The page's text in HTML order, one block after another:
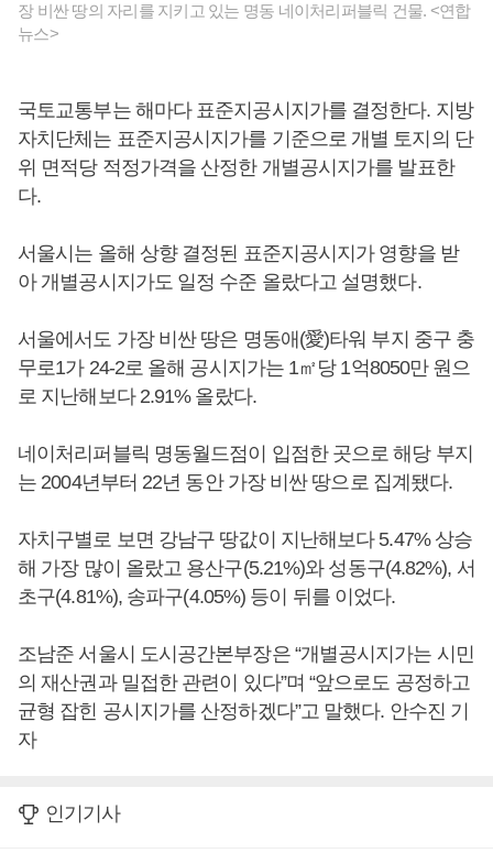
장 비싼 땅의 자리를 지키고 있는 명동 네이처리퍼블릭 건물. <연합
뉴스>
국토교통부는 해마다 표준지공시지가를 결정한다. 지방
자치단체는 표준지공시지가를 기준으로 개별 토지의 단
위 면적당 적정가격을 산정한 개별공시지가를 발표한
다.
서울시는 올해 상향 결정된 표준지공시지가 영향을 받
아 개별공시지가도 일정 수준 올랐다고 설명했다.
서울에서도 가장 비싼 땅은 명동애(愛)타워 부지 중구 충
무로1가 24-2로 올해 공시지가는 1㎡당 1억8050만 원으
로 지난해보다 2.91% 올랐다.
네이처리퍼블릭 명동월드점이 입점한 곳으로 해당 부지
는 2004년부터 22년 동안 가장 비싼 땅으로 집계됐다.
자치구별로 보면 강남구 땅값이 지난해보다 5.47% 상승
해 가장 많이 올랐고 용산구(5.21%)와 성동구(4.82%), 서
초구(4.81%), 송파구(4.05%) 등이 뒤를 이었다.
조남준 서울시 도시공간본부장은 “개별공시지가는 시민
의 재산권과 밀접한 관련이 있다”며 “앞으로도 공정하고
균형 잡힌 공시지가를 산정하겠다”고 말했다. 안수진 기
자
인기기사